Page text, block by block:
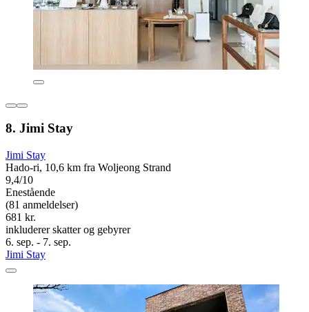
8. Jimi Stay
Jimi Stay
Hado-ri, 10,6 km fra Woljeong Strand
9,4/10
Enestående
(81 anmeldelser)
681 kr.
inkluderer skatter og gebyrer
6. sep. - 7. sep.
Jimi Stay